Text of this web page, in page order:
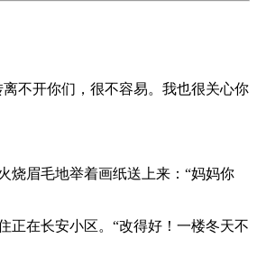
不开你们，很不容易。我也很关心你
眉毛地举着画纸送上来：“妈妈你
在长安小区。“改得好！一楼冬天不